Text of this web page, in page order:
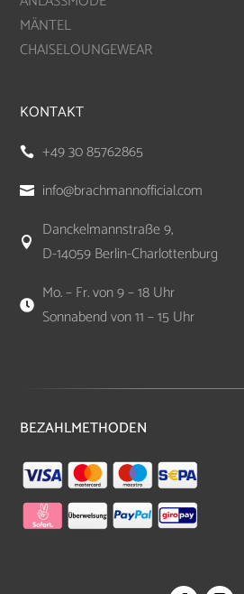
MÄNTEL
CHAISELOUNGEWEAR
KONTAKT
 +49 30 85762865
 info@brachmannofficial.com

Danckelmannstraße 9,
D-14059 Berlin-Charlottenburg

Mo. – Fr. von 9 – 18 Uhr
Sonnabend von 11 – 15 Uhr
BEZAHLMETHODEN